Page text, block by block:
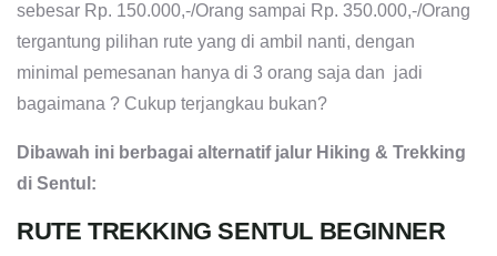
sebesar Rp. 150.000,-/Orang sampai Rp. 350.000,-/Orang
tergantung pilihan rute yang di ambil nanti, dengan
minimal pemesanan hanya di 3 orang saja dan jadi
bagaimana ? Cukup terjangkau bukan?
Dibawah ini berbagai alternatif jalur Hiking & Trekking
di Sentul:
RUTE TREKKING SENTUL BEGINNER